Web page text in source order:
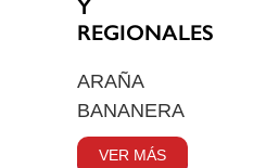
Y
REGIONALES
ARAÑA
BANANERA
VER MÁS